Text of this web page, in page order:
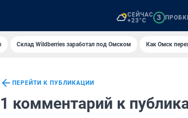
СЕЙЧАС
+23°C
3
Склад Wildberries заработал под Омском Как Омск
ПЕРЕЙТИ К ПУБЛИКАЦИИ
1 комментарий к